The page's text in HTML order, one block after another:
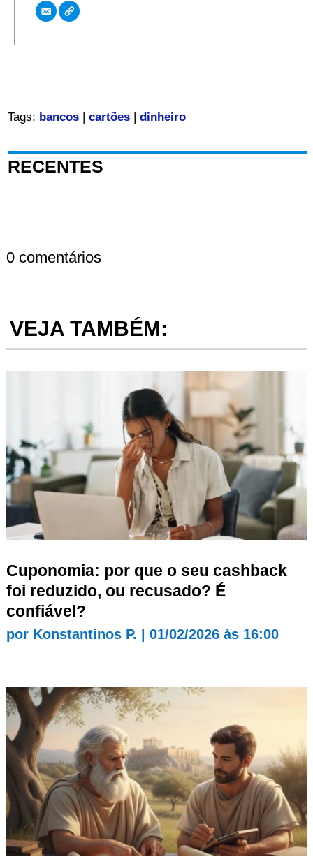
Tags: bancos| cartões| dinheiro
RECENTES
0 comentários
VEJA TAMBÉM:
Cuponomia: por que o seu cashback
foi reduzido, ou recusado? É
confiável?
por Konstantinos P. 01/02/2026 às 16:00